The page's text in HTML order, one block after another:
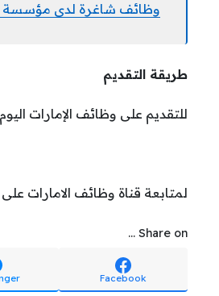
وظائف شاغرة لدى مؤسسة
طريقة التقديم
للتقديم على وظائف الإمارات
لمتابعة قناة وظائف الامارات
Share on ...
Facebook